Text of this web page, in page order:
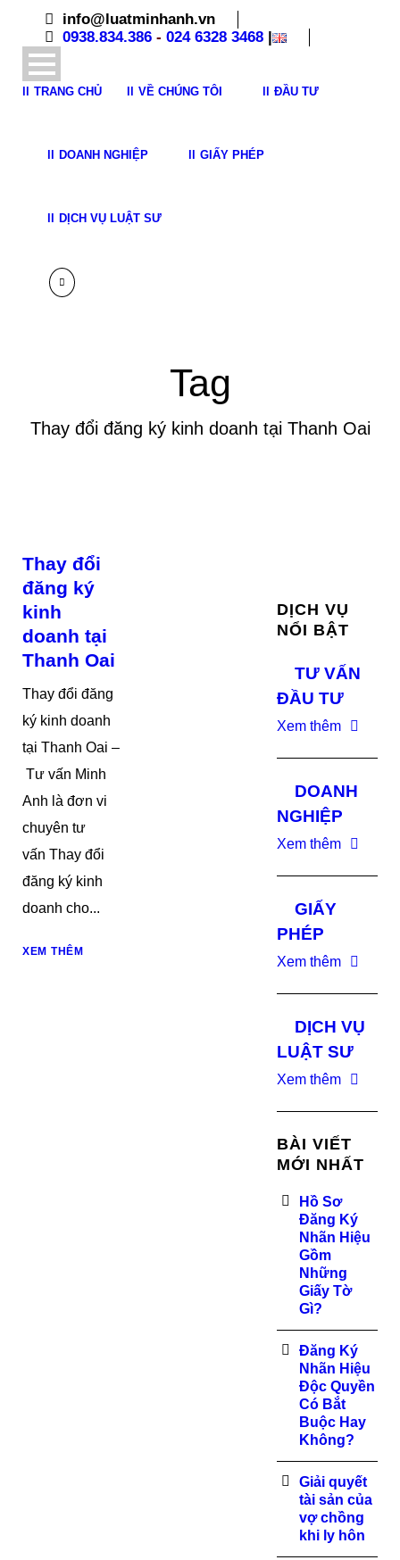
info@luatminhanh.vn
0938.834.386 - 024 6328 3468 |
TRANG CHỦ VỀ CHÚNG TÔI ĐẦU TƯ
DOANH NGHIỆP GIẤY PHÉP
DỊCH VỤ LUẬT SƯ
Tag
Thay đổi đăng ký kinh doanh tại Thanh Oai
Thay đổi
đăng ký
kinh
doanh tại
Thanh Oai
Thay đổi đăng
ký kinh doanh
tại Thanh Oai –
Tư vấn Minh
Anh là đơn vi
chuyên tư
vấn Thay đổi
đăng ký kinh
doanh cho...
XEM THÊM
DỊCH VỤ
NỔI BẬT
TƯ VẤN
ĐẦU TƯ
Xem thêm
DOANH
NGHIỆP
Xem thêm
GIẤY
PHÉP
Xem thêm
DỊCH VỤ
LUẬT SƯ
Xem thêm
BÀI VIẾT
MỚI NHẤT
Hồ Sơ
Đăng Ký
Nhãn Hiệu
Gồm
Những
Giấy Tờ
Gì?
Đăng Ký
Nhãn Hiệu
Độc Quyền
Có Bắt
Buộc Hay
Không?
Giải quyết
tài sản của
vợ chồng
khi ly hôn